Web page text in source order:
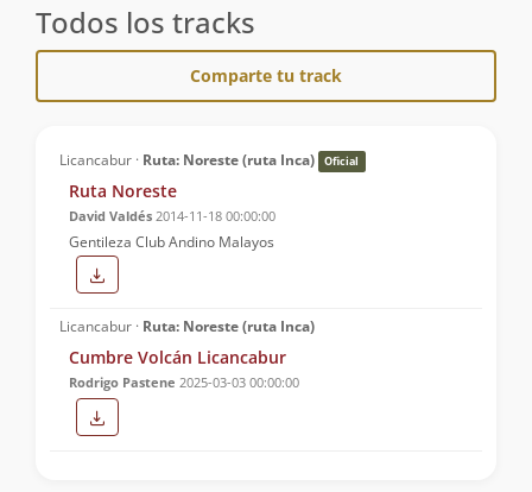
Todos los tracks
Comparte tu track
Licancabur · Ruta: Noreste (ruta Inca) Oficial
Ruta Noreste
David Valdés 2014-11-18 00:00:00
Gentileza Club Andino Malayos
Licancabur · Ruta: Noreste (ruta Inca)
Cumbre Volcán Licancabur
Rodrigo Pastene 2025-03-03 00:00:00